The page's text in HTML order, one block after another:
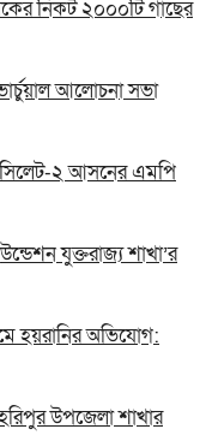
নিকট ২০০০টি গাছের
ভার্চুয়াল আলোচনা সভা
সিলেট-২ আসনের এমপি
যুক্তরাজ্য শাখা’র
হয়রানির অভিযোগ:
উপজেলা শাখার